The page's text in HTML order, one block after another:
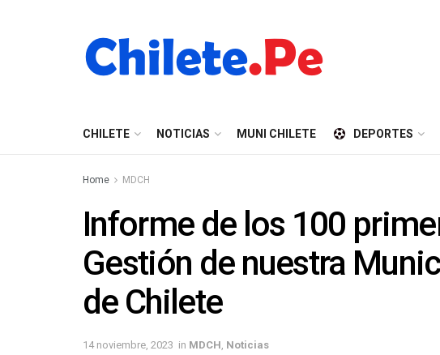
CHILETE NOTICIAS MUNI CHILETE DEPORTES
Home MDCH
Informe de los 100
Gestión de nuestra
de Chilete
14 noviembre, 2023 in MDCH Noticias